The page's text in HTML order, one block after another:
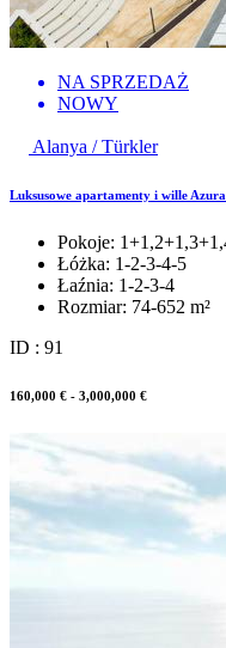
NA SPRZEDAŻ
NOWY
Alanya / Türkler
Luksusowe apartamenty i wille
Pokoje:
Łóżka: 1-2-3-4-5
Łaźnia: 1-2-3-4
Rozmiar: 74-652 m²
ID : 91
160,000 € - 3,000,000 €